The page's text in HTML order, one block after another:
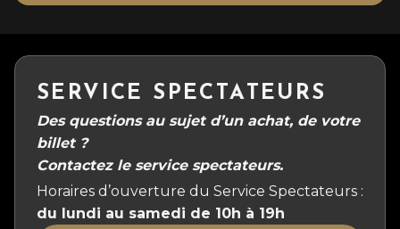
SERVICE SPECTATEURS
Des questions au sujet d’un achat, de votre
billet ?
Contactez le service spectateurs.
Horaires d’ouverture du Service Spectateurs :
du lundi au samedi de 10h à 19h